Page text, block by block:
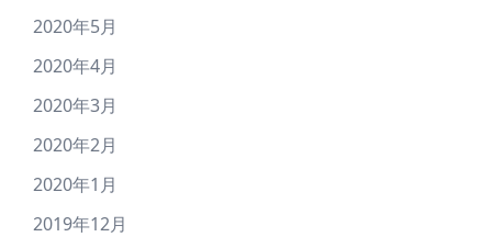
2020年5月
2020年4月
2020年3月
2020年2月
2020年1月
2019年12月